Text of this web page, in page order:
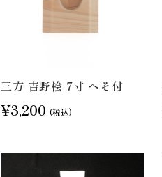
三方 吉野桧 7寸 へそ付
¥3,200 (税込)